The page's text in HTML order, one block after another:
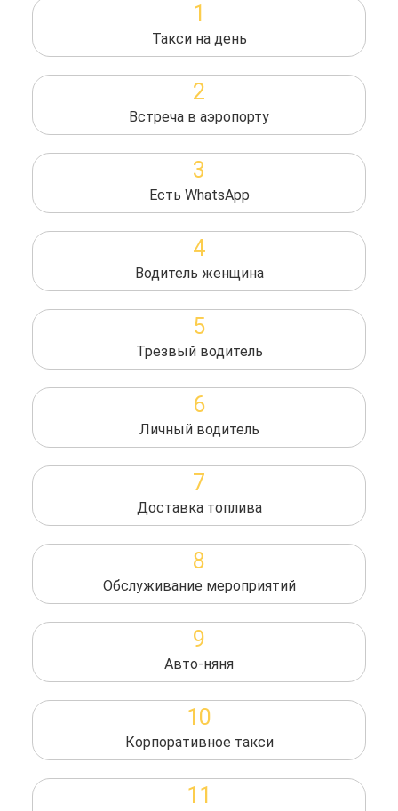
1
Такси на день
2
Встреча в аэропорту
3
Есть WhatsApp
4
Водитель женщина
5
Трезвый водитель
6
Личный водитель
7
Доставка топлива
8
Обслуживание мероприятий
9
Авто-няня
10
Корпоративное такси
11